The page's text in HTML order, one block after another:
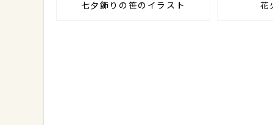
七夕飾りの笹のイラスト 花